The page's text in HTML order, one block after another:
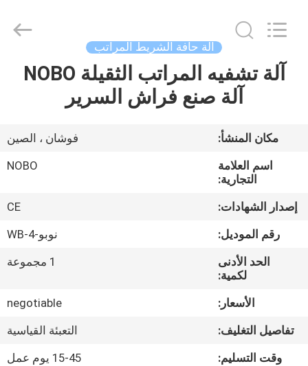
منزل
حول
جولة
ضبط
الجودة
Machinery
آلة حافة الشريط المراتب
آلة تشفيه المراتب الثقيلة NOBO
آلة صنع فراش السرير
مكان المنشأ:
فوشان ، الصين
اسم العلامة
التجارية:
NOBO
إصدار الشهادات:
CE
رقم الموديل:
نوبو-WB-4
الحد الأدنى
لكمية:
1 مجموعة
الأسعار:
negotiable
تفاصيل التغليف:
التعبئة القياسية
وقت التسليم:
15-45 يوم عمل